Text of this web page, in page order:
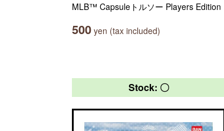
MLB™ Capsuleトルソー Players Edition
500 yen (tax included)
Stock: 〇